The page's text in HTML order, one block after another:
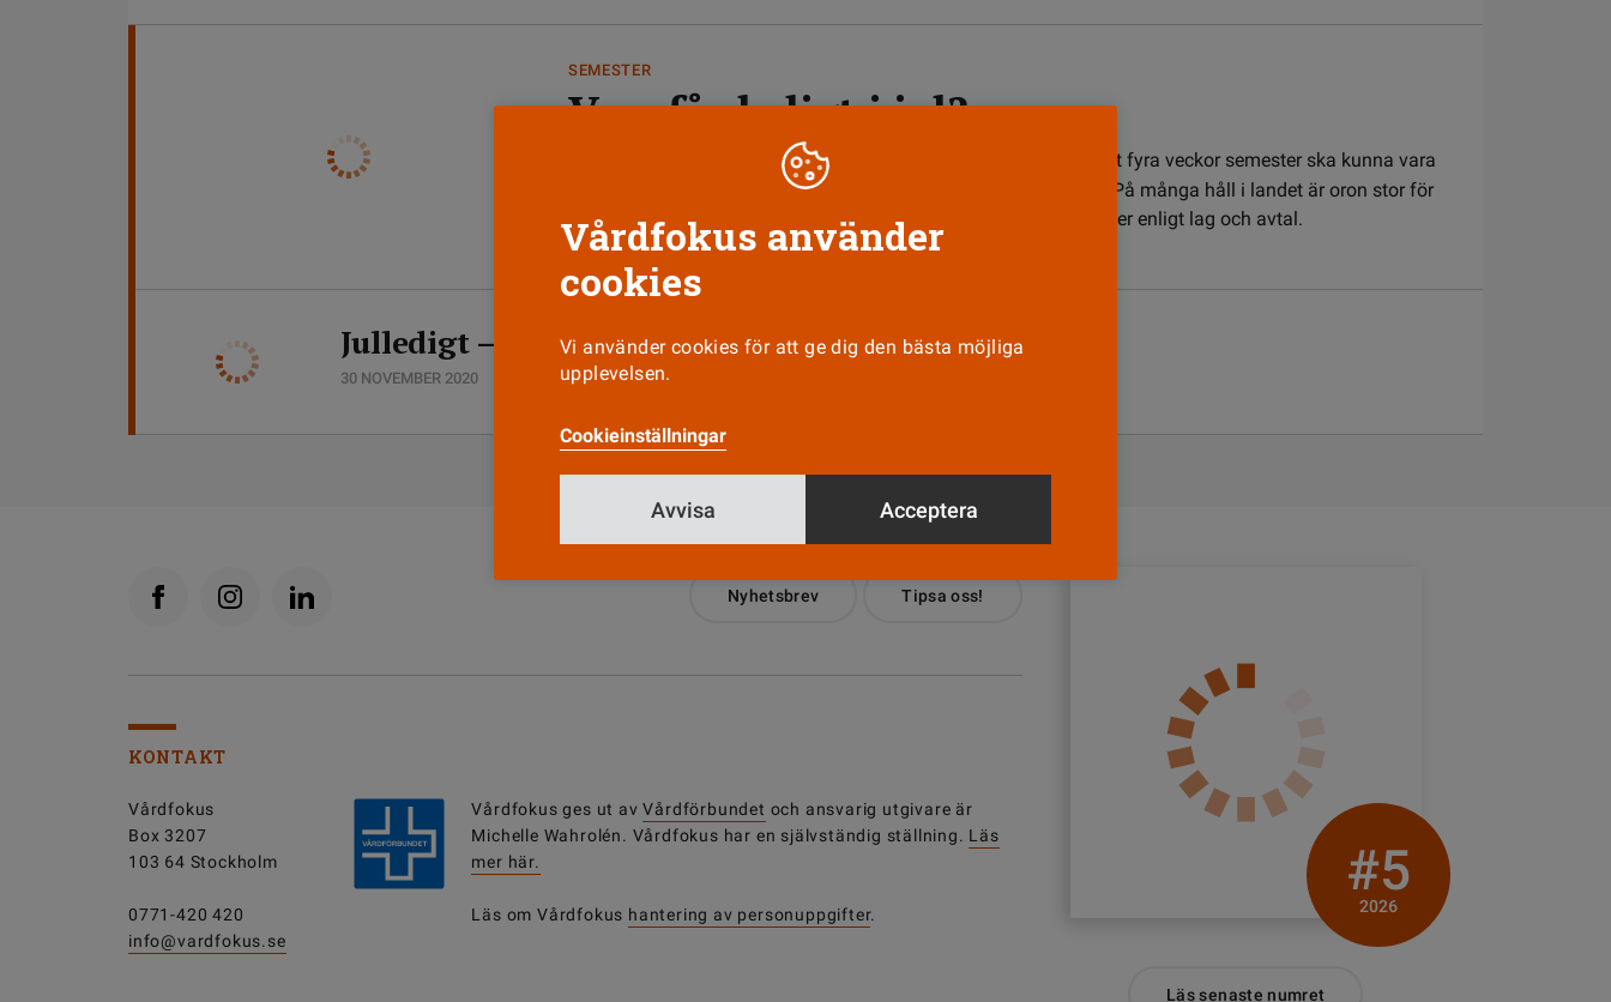
SEMESTER
Vem får ledigt i jul?
Andra får ställa upp för att kolleger som inte haft fyra veckor semester ska kunna vara
lediga i jul, säger HR-chefen Zilla Jonsson i region Östergötland. På många håll i landet är oron stor för
att julledigheten ska brinna inne. Vårdfokus reder ut vad som gäller enligt lag och avtal.
Julledigt – vad gäller?
30 NOVEMBER 2020
Nyhetsbrev Tipsa oss!
KONTAKT
Vårdfokus
Box 3207
103 64 Stockholm
0771-420 420
info@vardfokus.se
Vårdfokus ges ut avVårdförbundet och ansvarig utgivare är
Michelle Wahrolén. Vårdfokus har en självständig ställning. Läs
mer här.
Läs om Vårdfokus hantering av personuppgifter.
#5
2026
Läs senaste numret
Vårdfokus använder
cookies
Vi använder cookies för att ge dig den bästa möjliga
upplevelsen.
Cookieinställningar
Avvisa Acceptera